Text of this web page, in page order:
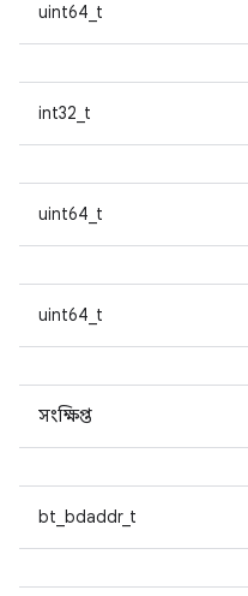
uint64_t
int32_t
uint64_t
uint64_t
সংক্ষিপ্ত
bt_bdaddr_t